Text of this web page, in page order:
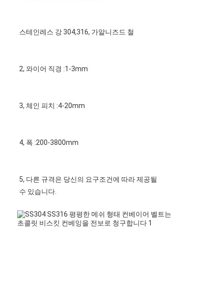
회사 소개
공장 투어
스테인레스 강 304,316, 가알니즈드 철
2, 와이어 직경 :1-3mm
3, 체인 피치 :4-20mm
4, 폭 :200-3800mm
5, 다른 규격은 당신의 요구조건에 따라 제공될
수 있습니다.